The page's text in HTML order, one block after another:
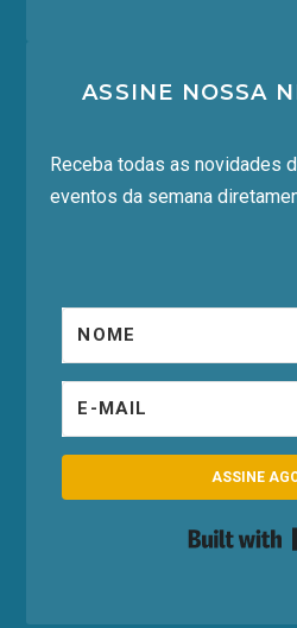
ASSINE NOSSA
Receba todas as novidades
eventos da semana
ASSINE